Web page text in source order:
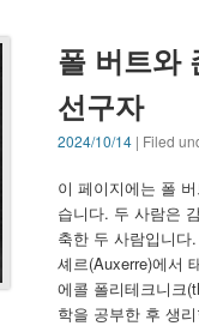
폴 버트와
선구자
2024/10/14| Filed
이 페이지에는 폴
습니다. 두 사람은
축한 두 사람입니다
셰르(Auxerre)에서
에콜 폴리테크니크
학을 공부한 후 생